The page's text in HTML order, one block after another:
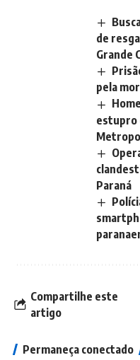
de
Grande
pela
estupro
Paraná
Compartilhe este
artigo
Permaneça conectado